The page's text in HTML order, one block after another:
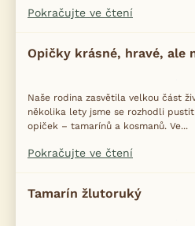
Pokračujte ve čtení
Opičky krásné, hravé, ale
Naše rodina zasvětila velkou část
několika lety jsme se rozhodli
opiček – tamarínů a kosmanů. Ve...
Pokračujte ve čtení
Tamarín žlutoruký